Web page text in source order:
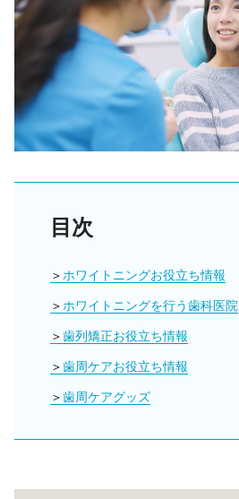
目次
ホワイトニングお役立ち情報
ホワイトニングを行う歯科医院
歯列矯正お役立ち情報
歯周ケアお役立ち情報
歯周ケアグッズ